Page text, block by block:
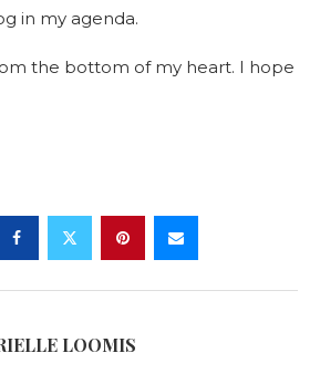
in my agenda.
the bottom of my heart. I hope
LOOMIS